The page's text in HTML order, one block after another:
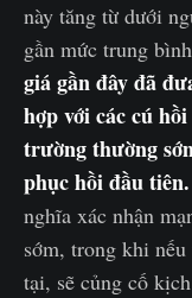
này tăng từ dưới
gần mức trung
giá gần đây đã
hợp với các cú
trường thường
phục hồi đầu tiên.
nghĩa xác nhận
sớm, trong khi
tại, sẽ củng cố